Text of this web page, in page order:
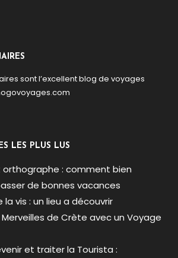
sont l’excellent blog de voyages
LES PLUS LUS
orthographe : comment bien
de bonnes vacances
la vis : un lieu a découvrir
de Crète avec un Voyage
et traiter la Tourista :